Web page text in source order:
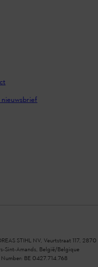
nieuwsbrief
STIHL NV, Veurtstraat 117, 2870
Sint-Amands, België/Belgique
Number: BE 0427.714.768